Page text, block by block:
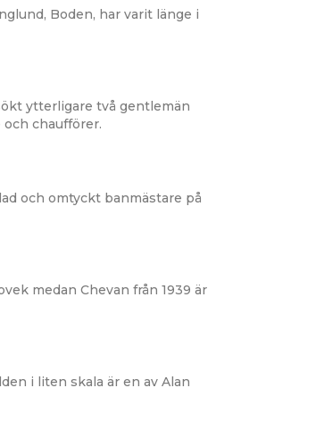
Boden, har varit länge i
ytterligare två gentlemän
chaufförer.
och omtyckt banmästare på
medan Chevan från 1939 är
i liten skala är en av Alan